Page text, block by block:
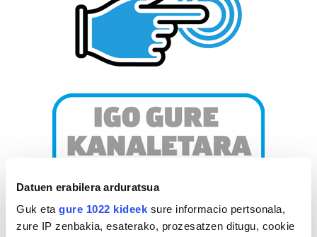
Datuen erabilera arduratsua
Guk eta gure 1022 kideek sure informacio pertsonala,
zure IP zenbakia, esaterako, prozesatzen ditugu, cookie